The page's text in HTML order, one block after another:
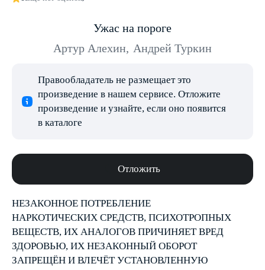
Ужас на пороге
Артур Алехин, Андрей Туркин
Правообладатель не размещает это
произведение в нашем сервисе. Отложите
произведение и узнайте, если оно появится
в каталоге
Отложить
НЕЗАКОННОЕ ПОТРЕБЛЕНИЕ
НАРКОТИЧЕСКИХ СРЕДСТВ, ПСИХОТРОПНЫХ
ВЕЩЕСТВ, ИХ АНАЛОГОВ ПРИЧИНЯЕТ ВРЕД
ЗДОРОВЬЮ, ИХ НЕЗАКОННЫЙ ОБОРОТ
ЗАПРЕЩЁН И ВЛЕЧЁТ УСТАНОВЛЕННУЮ